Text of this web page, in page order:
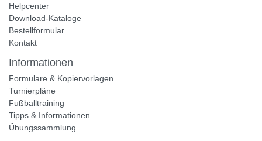
Helpcenter
Download-Kataloge
Bestellformular
Kontakt
Informationen
Formulare & Kopiervorlagen
Turnierpläne
Fußballtraining
Tipps & Informationen
Übungssammlung